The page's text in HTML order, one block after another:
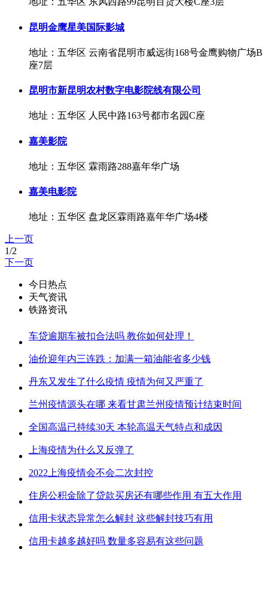
昆明金鹰星美国际影城
地址：五华区 云南省昆明市威远街168号金鹰购物广场B
座7层
昆明市新昆明农村数字电影院线有限公司
地址：五华区 人民中路163号都市名园C座
嘉美影院
地址：五华区 霖雨路288嘉年华广场
嘉美电影院
地址：五华区 盘龙区霖雨路嘉年华广场4楼
上一页
1/2
下一页
今日热点
天气资讯
铁路资讯
车贷逾期车被扣合法吗 教你如何处理！
油价迎年内三连跌：加满一箱油能省多少钱
丹东又发生了什么疫情 疫情为何又严重了
兰州疫情源头在哪 来看甘肃兰州疫情预计结束时间
全国高温已持续30天 本轮高温天气特点和成因
上海疫情为什么又反弹了
2022上海疫情会不会二次封控
住房公积金除了贷款买房还有哪些作用 有五大作用
信用卡状态异常怎么解封 这些解封技巧有用
信用卡越多越好吗 数量多容易有这些问题